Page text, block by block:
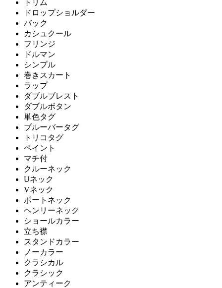
トリム
ドロップショルダー
バック
カシュクール
フリンジ
ドルマン
シンプル
巻きスカート
ラップ
ダブルブレスト
ダブルボタン
単色タグ
ブルーバータグ
トリコタグ
ペイント
マチ付
クルーネック
Uネック
Vネック
ボートネック
ヘンリーネック
ショールカラー
立ち襟
スタンドカラー
ノーカラー
クラシカル
クラシック
アンティーク